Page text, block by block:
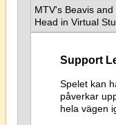
MTV's Beavis and
Head in Virtual
Support
Spelet kan
påverkar
hela vägen